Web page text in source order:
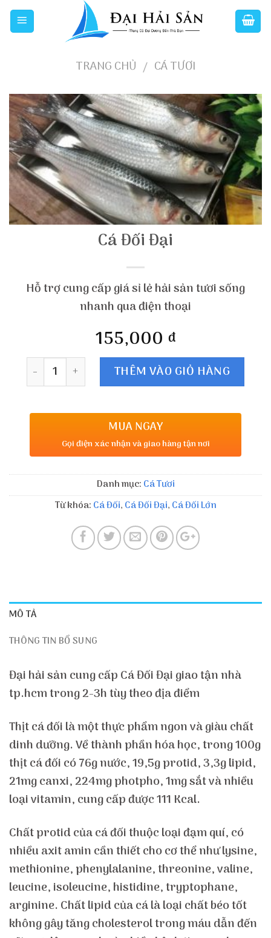
Skip
TRANG CHỦ / CÁ TƯƠI
Cá Đối Đại
Hỗ trợ cung cấp giá sỉ lẻ hải sản tươi sống
nhanh qua điện thoại
155,000 đ
Số lượng THÊM VÀO GIỎ HÀNG
MUA NGAY
Gọi điện xác nhận và giao hàng tận nơi
Danh mục: Cá Tươi
Từ khóa: Cá Đối, Cá Đối Đại, Cá Đối Lớn
MÔ TẢ
THÔNG TIN BỔ SUNG
Đại hải sản cung cấp Cá Đối Đại giao tận nhà
tp.hcm trong 2-3h tùy theo địa điểm
Thịt cá đối là một thực phẩm ngon và giàu chất
dinh dưỡng. Về thành phần hóa học, trong 100g
thịt cá đối có 76g nước, 19,5g protid, 3,3g lipid,
21mg canxi, 224mg photpho, 1mg sắt và nhiều
loại vitamin, cung cấp được 111 Kcal.
Chất protid của cá đối thuộc loại đạm quí, có
nhiều axit amin cần thiết cho cơ thể như lysine,
methionine, phenylalanine, threonine, valine,
leucine, isoleucine, histidine, tryptophane,
arginine. Chất lipid của cá là loại chất béo tốt
không gây tăng cholesterol trong máu dẫn đến